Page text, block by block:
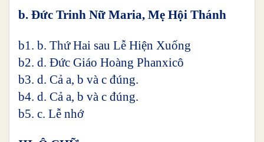
b. Đức Trinh Nữ Maria, Mẹ Hội Thánh
b1. b. Thứ Hai sau Lễ Hiện Xuống
b2. d. Đức Giáo Hoàng Phanxicô
b3. d. Cả a, b và c đúng.
b4. d. Cả a, b và c đúng.
b5. c. Lễ nhớ